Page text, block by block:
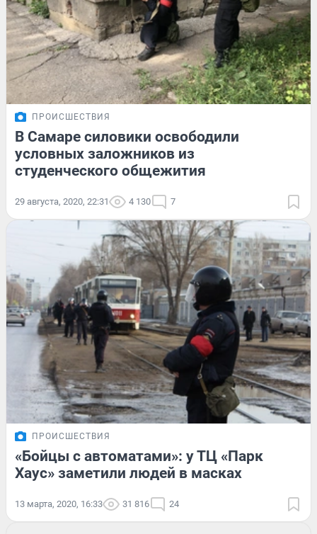
ПРОИСШЕСТВИЯ
В Самаре силовики освободили
условных заложников из
студенческого общежития
29 августа, 2020, 22:31 4 130 7
ПРОИСШЕСТВИЯ
«Бойцы с автоматами»: у ТЦ «Парк
Хаус» заметили людей в масках
13 марта, 2020, 16:33 31 816 24